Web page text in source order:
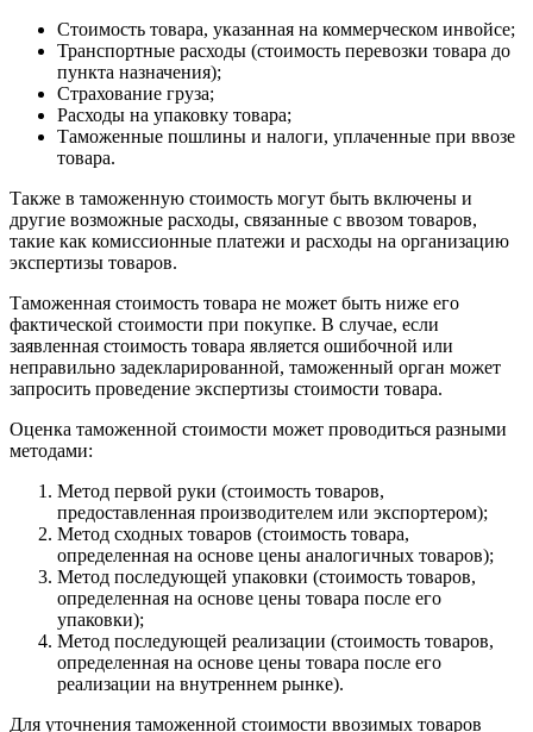
Стоимость товара, указанная на коммерческом инвойсе;
Транспортные расходы (стоимость перевозки товара до
пункта назначения);
Страхование груза;
Расходы на упаковку товара;
Таможенные пошлины и налоги, уплаченные при ввозе
товара.
Также в таможенную стоимость могут быть включены и
другие возможные расходы, связанные с ввозом товаров,
такие как комиссионные платежи и расходы на организацию
экспертизы товаров.
Таможенная стоимость товара не может быть ниже его
фактической стоимости при покупке. В случае, если
заявленная стоимость товара является ошибочной или
неправильно задекларированной, таможенный орган может
запросить проведение экспертизы стоимости товара.
Оценка таможенной стоимости может проводиться разными
методами:
Метод первой руки (стоимость товаров,
предоставленная производителем или экспортером);
Метод сходных товаров (стоимость товара,
определенная на основе цены аналогичных товаров);
Метод последующей упаковки (стоимость товаров,
определенная на основе цены товара после его
упаковки);
Метод последующей реализации (стоимость товаров,
определенная на основе цены товара после его
реализации на внутреннем рынке).
Для уточнения таможенной стоимости ввозимых товаров